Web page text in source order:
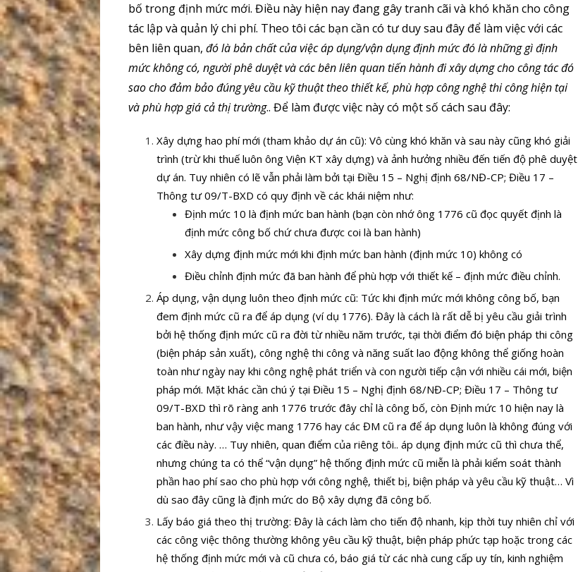
bố trong định mức mới. Điều này hiện nay đang gây tranh cãi và khó khăn cho công
tác lập và quản lý chi phí. Theo tôi các bạn cần có tư duy sau đây để làm việc với các
bên liên quan, đó là bản chất của việc áp dụng/vận dụng định mức đó là những gì định
mức không có, người phê duyệt và các bên liên quan tiến hành đi xây dựng cho công tác đó
sao cho đảm bảo đúng yêu cầu kỹ thuật theo thiết kế, phù hợp công nghệ thi công hiện tại
và phù hợp giá cả thị trường.. Để làm được việc này có một số cách sau đây:
Xây dựng hao phí mới (tham khảo dự án cũ): Vô cùng khó khăn và sau này cũng khó giải
trình (trừ khi thuế luôn ông Viện KT xây dựng) và ảnh hưởng nhiều đến tiến độ phê duyệt
dự án. Tuy nhiên có lẽ vẫn phải làm bởi tại Điều 15 – Nghị định 68/NĐ-CP; Điều 17 –
Thông tư 09/T-BXD có quy định về các khái niệm như:
Định mức 10 là định mức ban hành (bạn còn nhớ ông 1776 cũ đọc quyết định là
định mức công bố chứ chưa được coi là ban hành)
Xây dựng định mức mới khi định mức ban hành (định mức 10) không có
Điều chỉnh định mức đã ban hành để phù hợp với thiết kế – định mức điều chỉnh.
Áp dụng, vận dụng luôn theo định mức cũ: Tức khi định mức mới không công bố, bạn
đem định mức cũ ra để áp dụng (ví dụ 1776). Đây là cách là rất dễ bị yêu cầu giải trình
bởi hệ thống định mức cũ ra đời từ nhiều năm trước, tại thời điểm đó biện pháp thi công
(biện pháp sản xuất), công nghệ thi công và năng suất lao động không thể giống hoàn
toàn như ngày nay khi công nghệ phát triển và con người tiếp cận với nhiều cái mới, biện
pháp mới. Mặt khác cần chú ý tại Điều 15 – Nghị định 68/NĐ-CP; Điều 17 – Thông tư
09/T-BXD thì rõ ràng anh 1776 trước đây chỉ là công bố, còn Định mức 10 hiện nay là
ban hành, như vậy việc mang 1776 hay các ĐM cũ ra để áp dụng luôn là không đúng với
các điều này. … Tuy nhiên, quan điểm của riêng tôi.. áp dụng định mức cũ thì chưa thể,
nhưng chúng ta có thể “vận dụng” hệ thống định mức cũ miễn là phải kiểm soát thành
phần hao phí sao cho phù hợp với công nghệ, thiết bị, biện pháp và yêu cầu kỹ thuật… Vì
dù sao đây cũng là định mức do Bộ xây dựng đã công bố.
Lấy báo giá theo thị trường: Đây là cách làm cho tiến độ nhanh, kịp thời tuy nhiên chỉ với
các công việc thông thường không yêu cầu kỹ thuật, biện pháp phức tạp hoặc trong các
hệ thống định mức mới và cũ chưa có, báo giá từ các nhà cung cấp uy tín, kinh nghiệm